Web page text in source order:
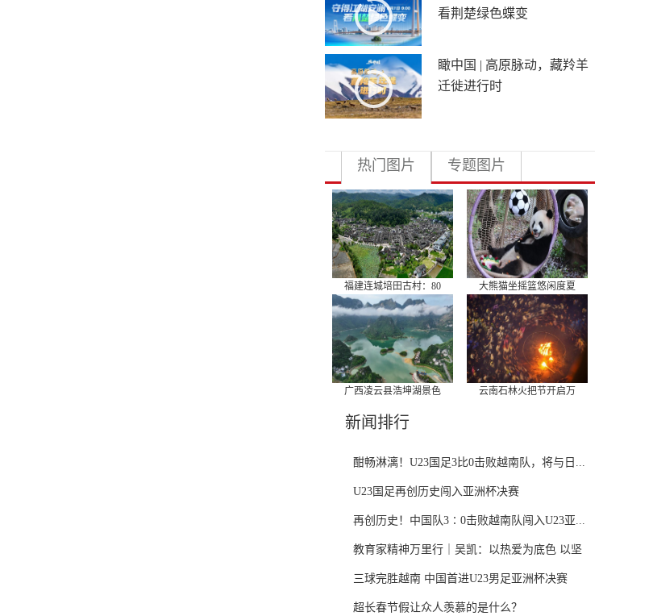
看荆楚绿色蝶变
瞰中国 | 高原脉动，藏羚羊
迁徙进行时
热门图片 专题图片
福建连城培田古村：80 大熊猫坐摇篮悠闲度夏
广西凌云县浩坤湖景色 云南石林火把节开启万
新闻排行
酣畅淋漓！U23国足3比0击败越南队，将与日...
U23国足再创历史闯入亚洲杯决赛
再创历史！中国队3∶0击败越南队闯入U23亚...
教育家精神万里行｜吴凯：以热爱为底色 以坚
守...
三球完胜越南 中国首进U23男足亚洲杯决赛
超长春节假让众人羡慕的是什么？